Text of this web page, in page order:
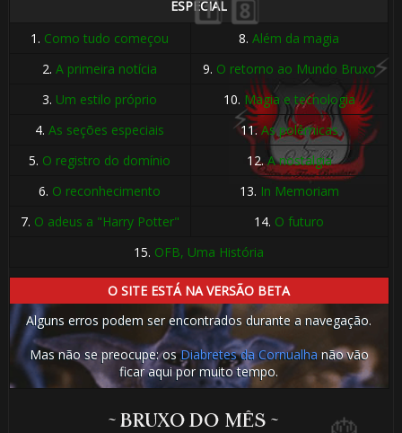
ESPECIAL
1. Como tudo começou 8.Além da magia
2.A primeira notícia 9. O retorno ao Mundo Bruxo
3. Um estilo próprio 10. Magia e tecnologia
4.As seções especiais 11.As polêmicas
5. O registro do domínio 12.A nostalgia
6. O reconhecimento 13. In Memoriam
7. O adeus a "Harry Potter" 14. O futuro
15. OFB, Uma História
O SITE ESTÁ NA VERSÃO BETA
Alguns erros podem ser encontrados durante a navegação.
Mas não se preocupe: osDiabretes da Cornualha não vão
ficar aqui por muito tempo.
~ BRUXO DO MÊS ~
⚡
⚡
🎂
🎂